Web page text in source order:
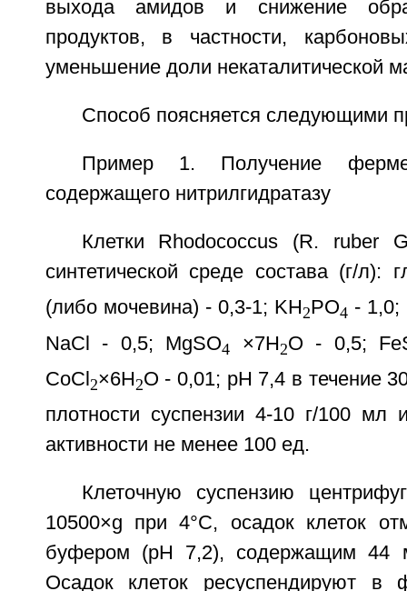
выхода амидов и снижение
продуктов, в частности,
уменьшение доли некаталитической
Способ поясняется следующими
Пример 1. Получение
содержащего нитрилгидратазу
Клетки Rhodococcus (R. ruber
синтетической среде состава (г/л):
(либо мочевина) - 0,3-1; KH2PO4 - 1,0;
NaCl - 0,5; MgSO4 ×7H2O - 0,5;
CoCl 2×6H2O - 0,01; pH 7,4 в течение
плотности суспензии 4-10 г/100 мл
активности не менее 100 ед.
Клеточную суспензию
10500×g при 4°C, осадок клеток
буфером (pH 7,2), содержащим 44
Осадок клеток ресуспендируют в